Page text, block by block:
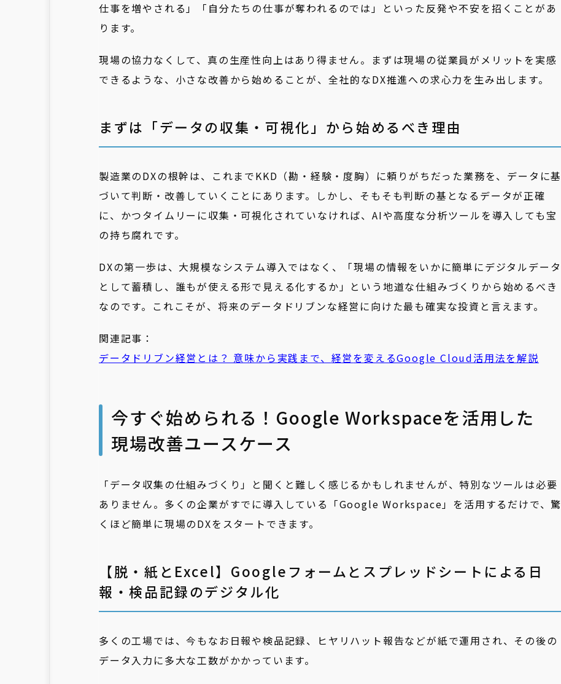
仕事を増やされる」「自分たちの仕事が奪われるのでは」といった反発や不安を招くことがあ
ります。
現場の協力なくして、真の生産性向上はあり得ません。まずは現場の従業員がメリットを実感
できるような、小さな改善から始めることが、全社的なDX推進への求心力を生み出します。
まずは「データの収集・可視化」から始めるべき理由
製造業のDXの根幹は、これまでKKD（勘・経験・度胸）に頼りがちだった業務を、データに基
づいて判断・改善していくことにあります。しかし、そもそも判断の基となるデータが正確
に、かつタイムリーに収集・可視化されていなければ、AIや高度な分析ツールを導入しても宝
の持ち腐れです。
DXの第一歩は、大規模なシステム導入ではなく、「現場の情報をいかに簡単にデジタルデータ
として蓄積し、誰もが使える形で見える化するか」という地道な仕組みづくりから始めるべき
なのです。これこそが、将来のデータドリブンな経営に向けた最も確実な投資と言えます。
関連記事：
データドリブン経営 とは？ 意味から実践まで、 経営を変えるGoogle Cloud活用法を解説
今すぐ始められる！Google Workspaceを活用した
現場改善ユースケース
「データ収集の仕組みづくり」と聞くと難しく感じるかもしれませんが、特別なツールは必要
ありません。多くの企業がすでに導入している「Google Workspace」を活用するだけで、驚
くほど簡単に現場のDXをスタートできます。
【脱・紙とExcel】Googleフォームとスプレッドシートによる日
報・検品記録のデジタル化
多くの工場では、今もなお日報や検品記録、ヒヤリハット報告などが紙で運用され、その後の
データ入力に多大な工数がかかっています。